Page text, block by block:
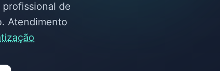
de
Atendimento